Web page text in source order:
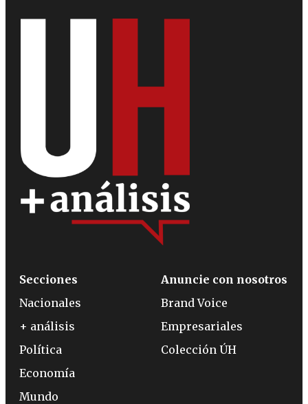
Secciones
Nacionales
+ análisis
Política
Economía
Mundo
Anuncie con nosotros
Brand Voice
Empresariales
Colección ÚH